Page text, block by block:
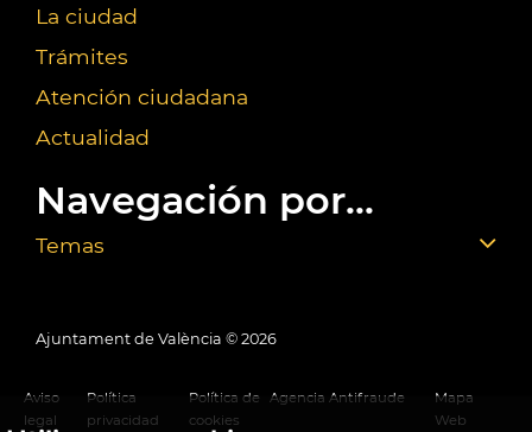
La ciudad
Trámites
Atención ciudadana
Actualidad
Navegación por...
Temas
Ajuntament de València © 2026
Aviso
legal
Política
privacidad
Política de
cookies
Agencia Antifraude
Mapa
Web